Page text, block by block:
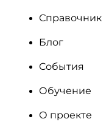
Справочник
Блог
События
Обучение
О проекте